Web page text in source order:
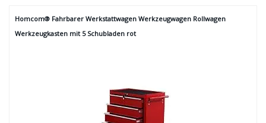
Homcom® Fahrbarer Werkstattwagen Werkzeugwagen Rollwagen
Werkzeugkasten mit 5 Schubladen rot